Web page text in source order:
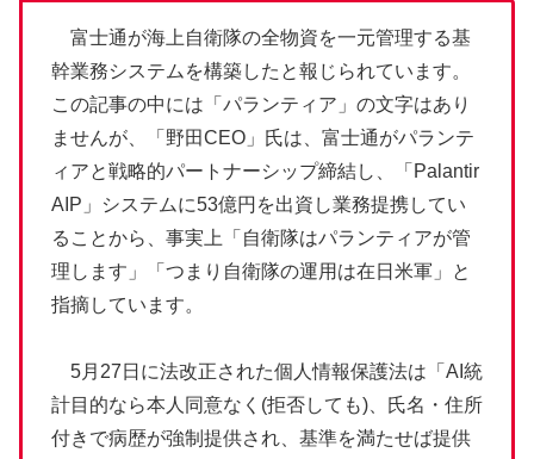
富士通が海上自衛隊の全物資を一元管理する基
幹業務システムを構築したと報じられています。
この記事の中には「パランティア」の文字はあり
ませんが、「野田CEO」氏は、富士通がパランテ
ィアと戦略的パートナーシップ締結し、「Palantir
AIP」システムに53億円を出資し業務提携してい
ることから、事実上「自衛隊はパランティアが管
理します」「つまり自衛隊の運用は在日米軍」と
指摘しています。
5月27日に法改正された個人情報保護法は「AI統
計目的なら本人同意なく(拒否しても)、氏名・住所
付きで病歴が強制提供され、基準を満たせば提供